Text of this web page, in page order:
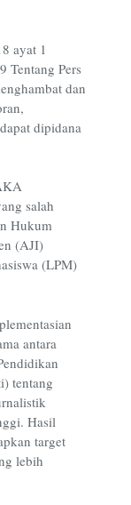
ayat 1
Tentang Pers
dan
dipidana
salah
Hukum
(AJI)
(LPM)
antara
tentang
Hasil
target
lebih